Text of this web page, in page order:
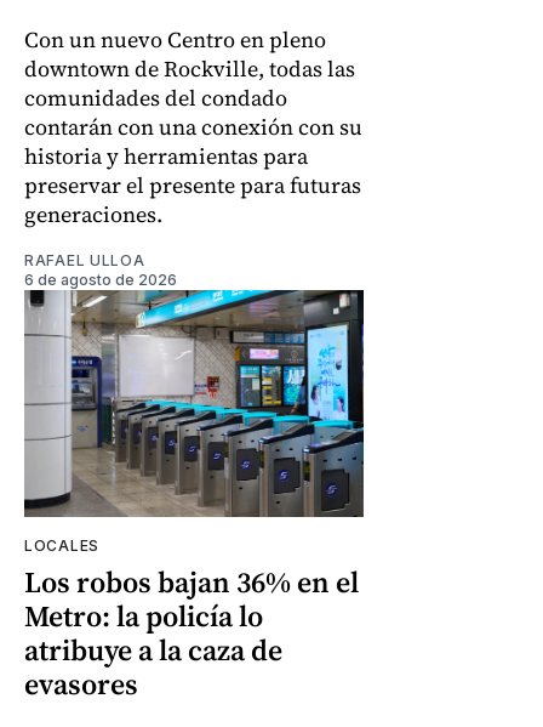
Con un nuevo Centro en pleno
downtown de Rockville, todas las
comunidades del condado
contarán con una conexión con su
historia y herramientas para
preservar el presente para futuras
generaciones.
RAFAEL ULLOA
6 de agosto de 2026
LOCALES
Los robos bajan 36% en el
Metro: la policía lo
atribuye a la caza de
evasores